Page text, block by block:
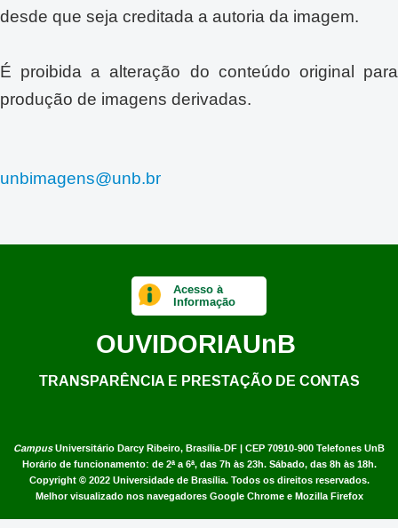
desde que seja creditada a autoria da imagem.
É proibida a alteração do conteúdo original para
produção de imagens derivadas.
unbimagens@unb.br
CampusUniversitário Darcy Ribeiro, Brasília-DF | CEP 70910-900 Telefones UnB
Horário de funcionamento: de 2ª a 6ª, das 7h às 23h. Sábado, das 8h às 18h.
Copyright © 2022 Universidade de Brasília. Todos os direitos reservados.
Melhor visualizado nos navegadores Google Chrome e Mozilla Firefox
Acesso à
Informação
OUVIDORIAUnB
TRANSPARÊNCIA E PRESTAÇÃO DE CONTAS